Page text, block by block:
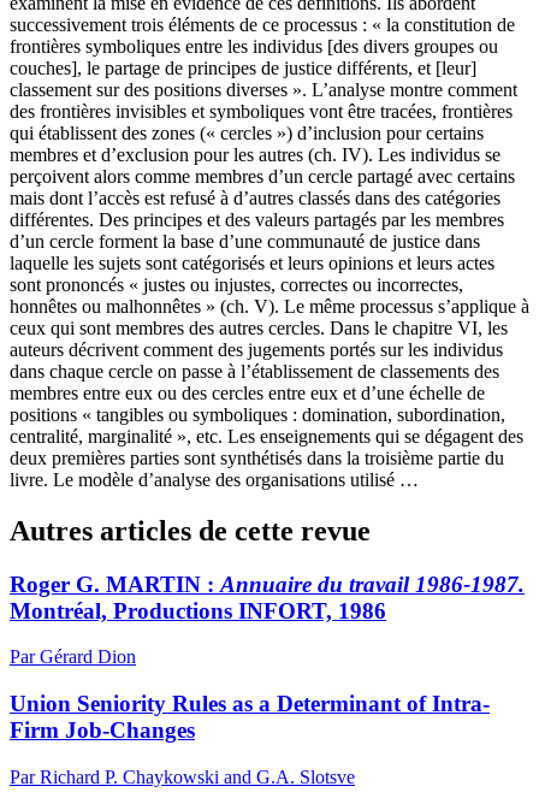
successivement trois éléments de ce processus : « la constitution de
frontières symboliques entre les individus [des divers groupes ou
couches], le partage de principes de justice différents, et [leur]
classement sur des positions diverses ». L’analyse montre comment
des frontières invisibles et symboliques vont être tracées, frontières
qui établissent des zones (« cercles ») d’inclusion pour certains
membres et d’exclusion pour les autres (ch. IV). Les individus se
perçoivent alors comme membres d’un cercle partagé avec certains
mais dont l’accès est refusé à d’autres classés dans des catégories
différentes. Des principes et des valeurs partagés par les membres
d’un cercle forment la base d’une communauté de justice dans
laquelle les sujets sont catégorisés et leurs opinions et leurs actes
sont prononcés « justes ou injustes, correctes ou incorrectes,
honnêtes ou malhonnêtes » (ch. V). Le même processus s’applique à
ceux qui sont membres des autres cercles. Dans le chapitre VI, les
auteurs décrivent comment des jugements portés sur les individus
dans chaque cercle on passe à l’établissement de classements des
membres entre eux ou des cercles entre eux et d’une échelle de
positions « tangibles ou symboliques : domination, subordination,
centralité, marginalité », etc. Les enseignements qui se dégagent des
deux premières parties sont synthétisés dans la troisième partie du
livre. Le modèle d’analyse des organisations utilisé …
Autres articles de cette revue
Roger G. MARTIN : Annuaire du travail 1986-1987.
Montréal, Productions INFORT, 1986
Par Gérard Dion
Union Seniority Rules as a Determinant of Intra-
Firm Job-Changes
Par Richard P. Chaykowski and G.A. Slotsve